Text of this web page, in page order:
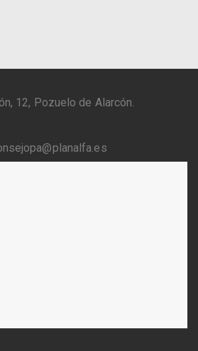
12, Pozuelo de Alarcón.